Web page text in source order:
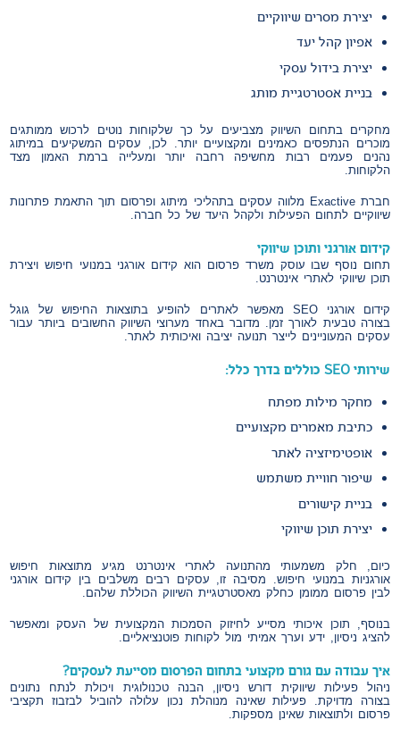
יצירת מסרים שיווקיים
אפיון קהל יעד
יצירת בידול עסקי
בניית אסטרטגיית מותג
מחקרים בתחום השיווק מצביעים על כך שלקוחות נוטים לרכוש ממותגים
מוכרים הנתפסים כאמינים ומקצועיים יותר. לכן, עסקים המשקיעים במיתוג
נהנים פעמים רבות מחשיפה רחבה יותר ומעלייה ברמת האמון מצד
הלקוחות.
חברת Exactive מלווה עסקים בתהליכי מיתוג ופרסום תוך התאמת פתרונות
שיווקיים לתחום הפעילות ולקהל היעד של כל חברה.
קידום אורגני ותוכן שיווקי
תחום נוסף שבו עוסק משרד פרסום הוא קידום אורגני במנועי חיפוש ויצירת
תוכן שיווקי לאתרי אינטרנט.
קידום אורגני SEO מאפשר לאתרים להופיע בתוצאות החיפוש של גוגל
בצורה טבעית לאורך זמן. מדובר באחד מערוצי השיווק החשובים ביותר עבור
עסקים המעוניינים לייצר תנועה יציבה ואיכותית לאתר.
שירותי SEO כוללים בדרך כלל:
מחקר מילות מפתח
כתיבת מאמרים מקצועיים
אופטימיזציה לאתר
שיפור חוויית משתמש
בניית קישורים
יצירת תוכן שיווקי
כיום, חלק משמעותי מהתנועה לאתרי אינטרנט מגיע מתוצאות חיפוש
אורגניות במנועי חיפוש. מסיבה זו, עסקים רבים משלבים בין קידום אורגני
לבין פרסום ממומן כחלק מאסטרטגיית השיווק הכוללת שלהם.
בנוסף, תוכן איכותי מסייע לחיזוק הסמכות המקצועית של העסק ומאפשר
להציג ניסיון, ידע וערך אמיתי מול לקוחות פוטנציאליים.
איך עבודה עם גורם מקצועי בתחום הפרסום מסייעת לעסקים?
ניהול פעילות שיווקית דורש ניסיון, הבנה טכנולוגית ויכולת לנתח נתונים
בצורה מדויקת. פעילות שאינה מנוהלת נכון עלולה להוביל לבזבוז תקציבי
פרסום ולתוצאות שאינן מספקות.